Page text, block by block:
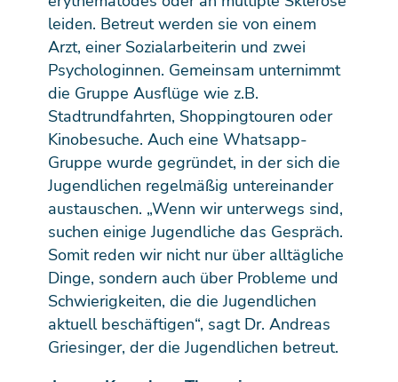
leiden. Betreut werden sie von einem
Arzt, einer Sozialarbeiterin und zwei
Psychologinnen. Gemeinsam unternimmt
die Gruppe Ausflüge wie z.B.
Stadtrundfahrten, Shoppingtouren oder
Kinobesuche. Auch eine Whatsapp-
Gruppe wurde gegründet, in der sich die
Jugendlichen regelmäßig untereinander
austauschen. „Wenn wir unterwegs sind,
suchen einige Jugendliche das Gespräch.
Somit reden wir nicht nur über alltägliche
Dinge, sondern auch über Probleme und
Schwierigkeiten, die die Jugendlichen
aktuell beschäftigen“, sagt Dr. Andreas
Griesinger, der die Jugendlichen betreut.